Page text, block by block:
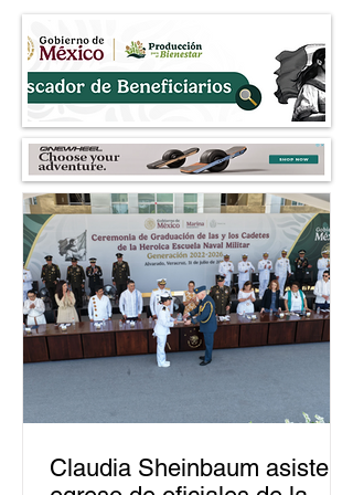
Claudia Sheinbaum asiste a